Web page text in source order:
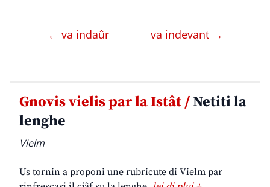
← va indaûr va indevant →
Gnovis vielis par la Istât /Netiti la
lenghe
Vielm
Us tornin a proponi une rubricute di Vielm par